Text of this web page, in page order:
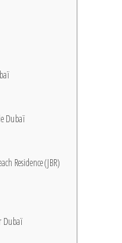
Dubaï
Residence (JBR)
Dubaï